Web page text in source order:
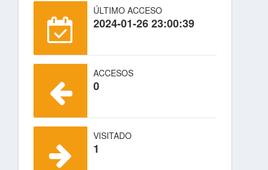
ÚLTIMO ACCESO
2024-01-26 23:00:39
ACCESOS
0
VISITADO
1